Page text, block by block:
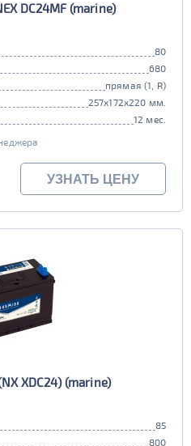
DC24MF (marine)
80
680
прямая (1, R)
257x172x220 мм.
12 мес.
УЗНАТЬ ЦЕНУ
XDС24) (marine)
85
800